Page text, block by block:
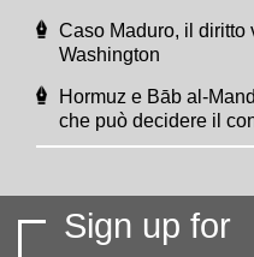
Caso Maduro, il diritto
Washington
Hormuz e Bāb al-
che può decidere il
Sign up for